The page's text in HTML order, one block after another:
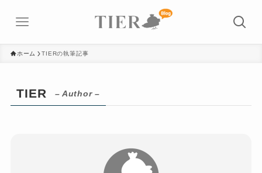
ホーム TIERの執筆記事
TIER – Author –